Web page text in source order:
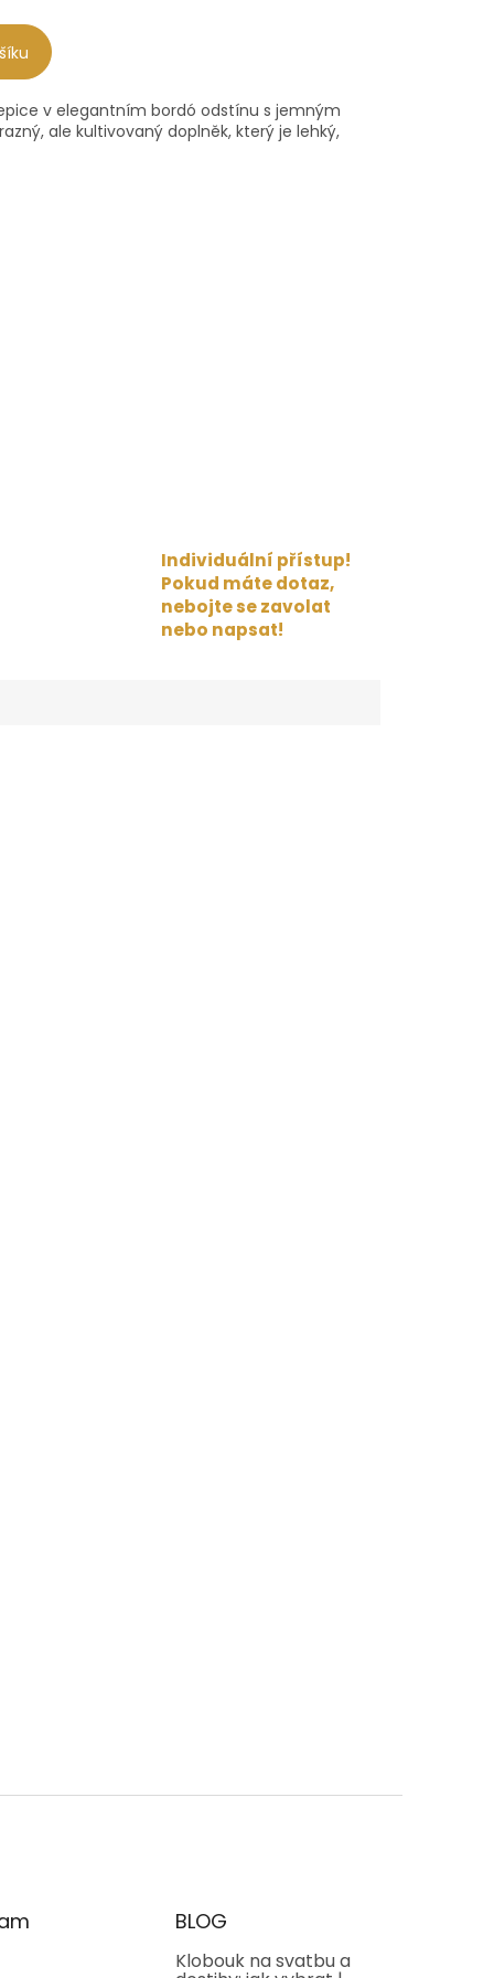
v elegantním bordó odstínu s jemným
ale kultivovaný doplněk, který je lehký,
Individuální přístup!
Pokud máte dotaz,
nebojte se zavolat
nebo napsat!
BLOG
Klobouk na svatbu a